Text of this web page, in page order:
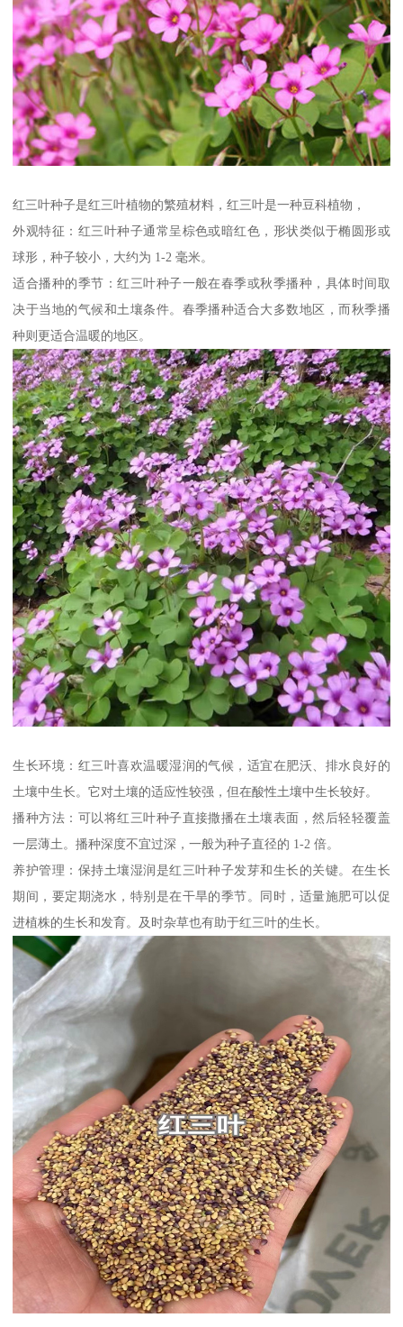
红三叶种子是红三叶植物的繁殖材料，红三叶是一种豆科植物，
外观特征：红三叶种子通常呈棕色或暗红色，形状类似于椭圆形或
球形，种子较小，大约为 1-2 毫米。
适合播种的季节：红三叶种子一般在春季或秋季播种，具体时间取
决于当地的气候和土壤条件。春季播种适合大多数地区，而秋季播
种则更适合温暖的地区。
生长环境：红三叶喜欢温暖湿润的气候，适宜在肥沃、排水良好的
土壤中生长。它对土壤的适应性较强，但在酸性土壤中生长较好。
播种方法：可以将红三叶种子直接撒播在土壤表面，然后轻轻覆盖
一层薄土。播种深度不宜过深，一般为种子直径的 1-2 倍。
养护管理：保持土壤湿润是红三叶种子发芽和生长的关键。在生长
期间，要定期浇水，特别是在干旱的季节。同时，适量施肥可以促
进植株的生长和发育。及时杂草也有助于红三叶的生长。